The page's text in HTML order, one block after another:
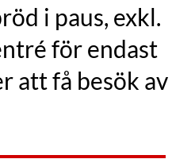
i paus, exkl.
för endast
att få besök av